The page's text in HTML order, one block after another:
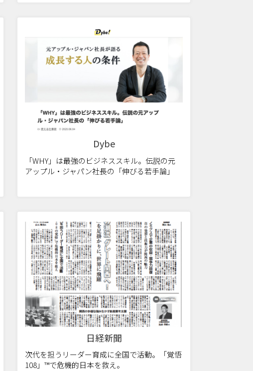
Dybe
「WHY」は最強のビジネススキル。伝説の元
アップル・ジャパン社長の「伸びる若手論」
日経新聞
次代を担うリーダー育成に全国で活動。「覚悟
108」™で危機的日本を救え。